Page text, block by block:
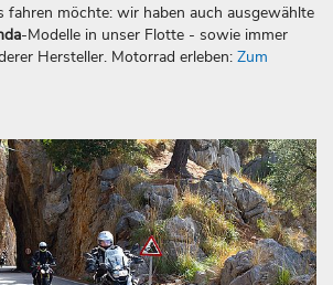
fahren möchte: wir haben auch ausgewählte
-Modelle in unser Flotte - sowie immer
Hersteller. Motorrad erleben: Zum